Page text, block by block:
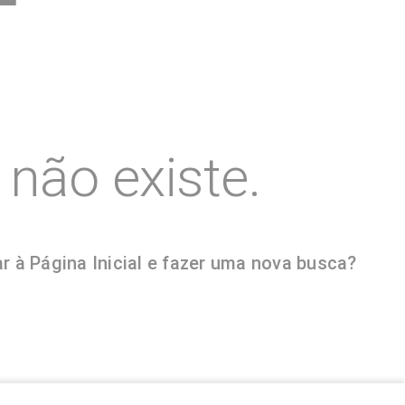
existe.
Página Inicial e fazer uma nova busca?